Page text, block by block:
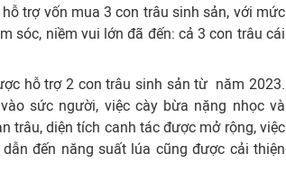
trợ vốn mua 3 con trâu sinh sản, với mức
sóc, niềm vui lớn đã đến: cả 3 con trâu cái
hỗ trợ 2 con trâu sinh sản từ năm 2023.
sức người, việc cày bừa nặng nhọc và
trâu, diện tích canh tác được mở rộng, việc
đến năng suất lúa cũng được cải thiện